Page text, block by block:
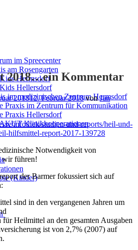
im Spreecenter
am Rosengarten
Hermsdorf
Hellersdorf
im medizinischen Zentrum Hermsdorf
Praxis im Zentrum für Kommunikation
Praxis Hellersdorf
Klinikkooperationen
(Kinder)
2018…ein Kommentar
201812. Februar 2018 vonJan
infothek/studien-und-reports/heil-und-
hilfsmittel-report-2017-139728
Notwendigkeit von
wir führen!
der Barmer fokussiert sich auf
sind in den vergangenen Jahren um
Heilmittel an den gesamten Ausgaben
ist von 2,7% (2007) auf